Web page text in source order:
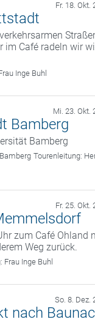
Fr. 18. Okt.
im Café radeln wir
Inge Buhl
Mi. 23. Okt.
Bamberg
Bamberg
Tourenleitung:
Fr. 25. Okt.
zum Café Ohland
Weg zurück.
Frau Inge Buhl
So. 8. Dez.
nach